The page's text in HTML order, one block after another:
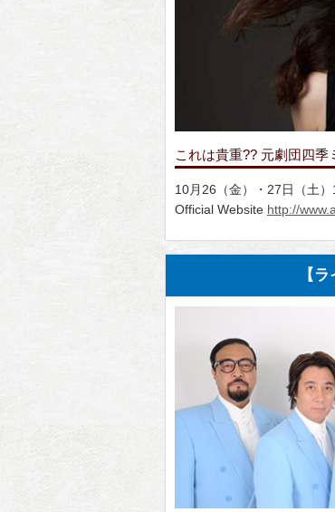
これは貴重?? 元劇団四
10月26（金）・27日（土
Official Website http://
【